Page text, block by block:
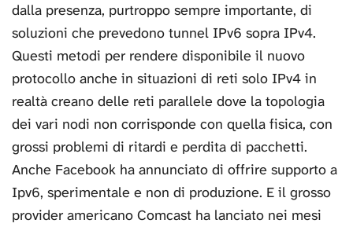
dalla presenza, purtroppo sempre importante, di
soluzioni che prevedono tunnel IPv6 sopra IPv4.
Questi metodi per rendere disponibile il nuovo
protocollo anche in situazioni di reti solo IPv4 in
realtà creano delle reti parallele dove la topologia
dei vari nodi non corrisponde con quella fisica, con
grossi problemi di ritardi e perdita di pacchetti.
Anche Facebook ha annunciato di offrire supporto a
Ipv6, sperimentale e non di produzione. E il grosso
provider americano Comcast ha lanciato nei mesi